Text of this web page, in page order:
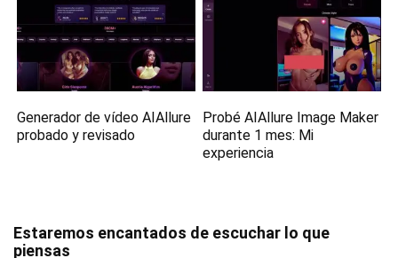
Generador de vídeo AIAllure
probado y revisado
Probé AIAllure Image Maker
durante 1 mes: Mi
experiencia
Estaremos encantados de escuchar lo que
piensas